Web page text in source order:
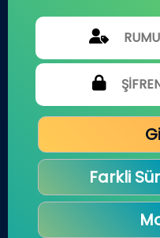
Farkli